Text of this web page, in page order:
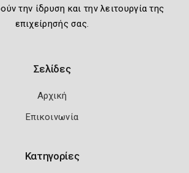
την ίδρυση και την λειτουργία της
επιχείρησής σας.
Σελίδες
Αρχική
Επικοινωνία
Κατηγορίες